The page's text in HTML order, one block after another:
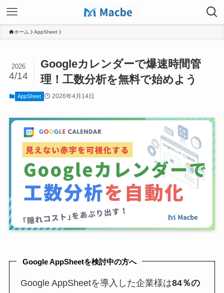
ホーム AppSheet
Googleカレンダーで爆速時間管
理！工数分析を無料で始めよう
2026
4/14
AppSheet 2026年4月14日
Google AppSheetを検討中の方へ
Google AppSheetを導入した企業様は84％の